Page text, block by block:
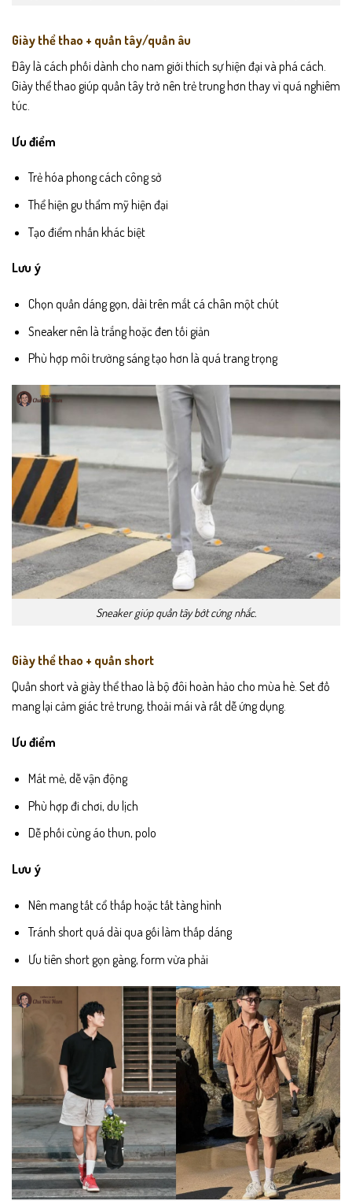
Giày thể thao + quần tây/quần âu
Đây là cách phối dành cho nam giới thích sự hiện đại và phá cách.
Giày thể thao giúp quần tây trở nên trẻ trung hơn thay vì quá nghiêm
túc.
Ưu điểm
Trẻ hóa phong cách công sở
Thể hiện gu thẩm mỹ hiện đại
Tạo điểm nhấn khác biệt
Lưu ý
Chọn quần dáng gọn, dài trên mắt cá chân một chút
Sneaker nên là trắng hoặc đen tối giản
Phù hợp môi trường sáng tạo hơn là quá trang trọng
Sneaker giúp quần tây bớt cứng nhắc.
Giày thể thao + quần short
Quần short và giày thể thao là bộ đôi hoàn hảo cho mùa hè. Set đồ
mang lại cảm giác trẻ trung, thoải mái và rất dễ ứng dụng.
Ưu điểm
Mát mẻ, dễ vận động
Phù hợp đi chơi, du lịch
Dễ phối cùng áo thun, polo
Lưu ý
Nên mang tất cổ thấp hoặc tất tàng hình
Tránh short quá dài qua gối làm thấp dáng
Ưu tiên short gọn gàng, form vừa phải